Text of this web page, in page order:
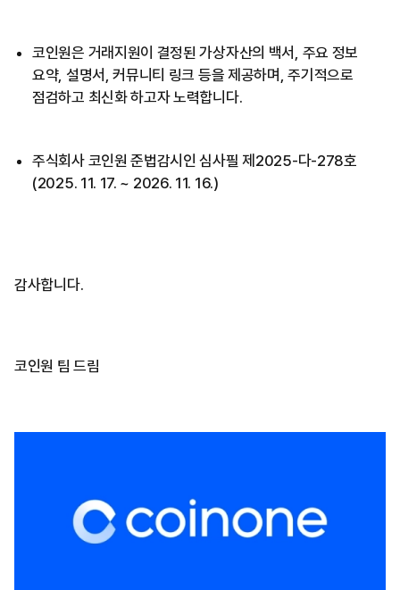
코인원은 거래지원이 결정된 가상자산의 백서, 주요 정보
요약, 설명서, 커뮤니티 링크 등을 제공하며, 주기적으로
점검하고 최신화 하고자 노력합니다.
주식회사 코인원 준법감시인 심사필 제2025-다-278호
(2025. 11. 17. ~ 2026. 11. 16.)
감사합니다.
코인원 팀 드림